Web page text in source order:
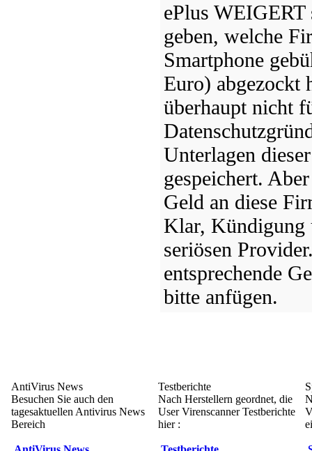
ePlus
geben, welche
Smartphone
Euro) abgezockt
überhaupt nicht
Unterlagen
gespeichert.
Geld an diese
Klar, Kündigung
seriösen
entsprechende
bitte anfügen.
AntiVirus News
Besuchen Sie auch den
tagesaktuellen Antivirus News
Bereich
Testberichte
Nach Herstellern geordnet, die
User Virenscanner Testberichte
hier :